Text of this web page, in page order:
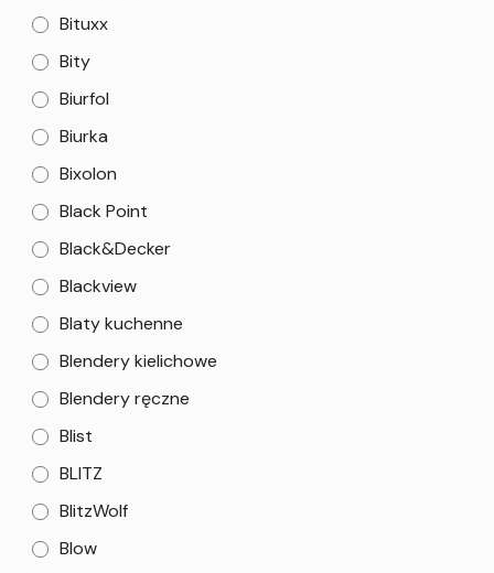
Bituxx
Bity
Biurfol
Biurka
Bixolon
Black Point
Black&Decker
Blackview
Blaty kuchenne
Blendery kielichowe
Blendery ręczne
Blist
BLITZ
BlitzWolf
Blow